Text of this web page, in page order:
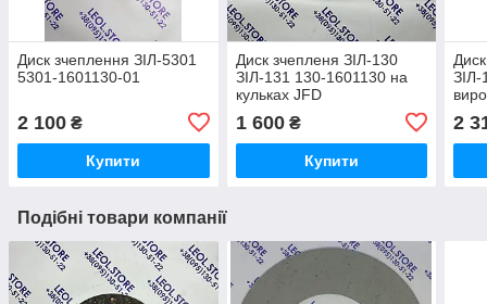
Диск зчеплення ЗІЛ-5301
5301-1601130-01
2 100 ₴
Купити
Диск зчепленя ЗІЛ-130
ЗІЛ-131 130-1601130 на
кульках JFD
1 600₴
Купити
2
Подібні товари компанії